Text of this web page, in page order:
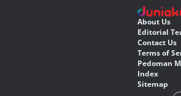
About Us
Editorial
Contact Us
Terms of
Pedoman
Index
Sitemap